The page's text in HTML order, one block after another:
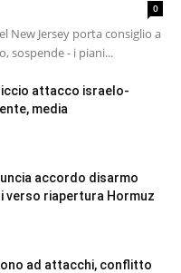
0
New Jersey porta consiglio a
sospende - i piani...
attacco israelo-
media
accordo disarmo
verso riapertura Hormuz
ad attacchi, conflitto